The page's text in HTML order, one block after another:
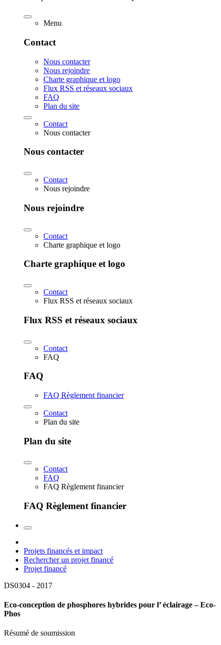
Menu
Contact
Nous contacter
Nous rejoindre
Charte graphique et logo
Flux RSS et réseaux sociaux
FAQ
Plan du site
Contact
Nous contacter
Nous contacter
Contact
Nous rejoindre
Nous rejoindre
Contact
Charte graphique et logo
Charte graphique et logo
Contact
Flux RSS et réseaux sociaux
Flux RSS et réseaux sociaux
Contact
FAQ
FAQ
FAQ Règlement financier
Contact
Plan du site
Plan du site
Contact
FAQ
FAQ Règlement financier
FAQ Règlement financier
Projets financés et impact
Rechercher un projet financé
Projet financé
DS0304 - 2017
Eco-conception de phosphores hybrides pour l’ éclairage – Eco-
Phos
Résumé de soumission